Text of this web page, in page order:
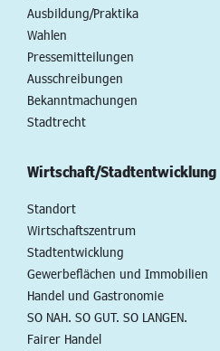
Ausbildung/Praktika
Wahlen
Pressemitteilungen
Ausschreibungen
Bekanntmachungen
Stadtrecht
Wirtschaft/Stadtentwicklung
Standort
Wirtschaftszentrum
Stadtentwicklung
Gewerbeflächen und Immobilien
Handel und Gastronomie
SO NAH. SO GUT. SO LANGEN.
Fairer Handel